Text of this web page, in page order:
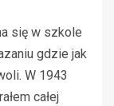
się w szkole
gdzie jak
W 1943
całej